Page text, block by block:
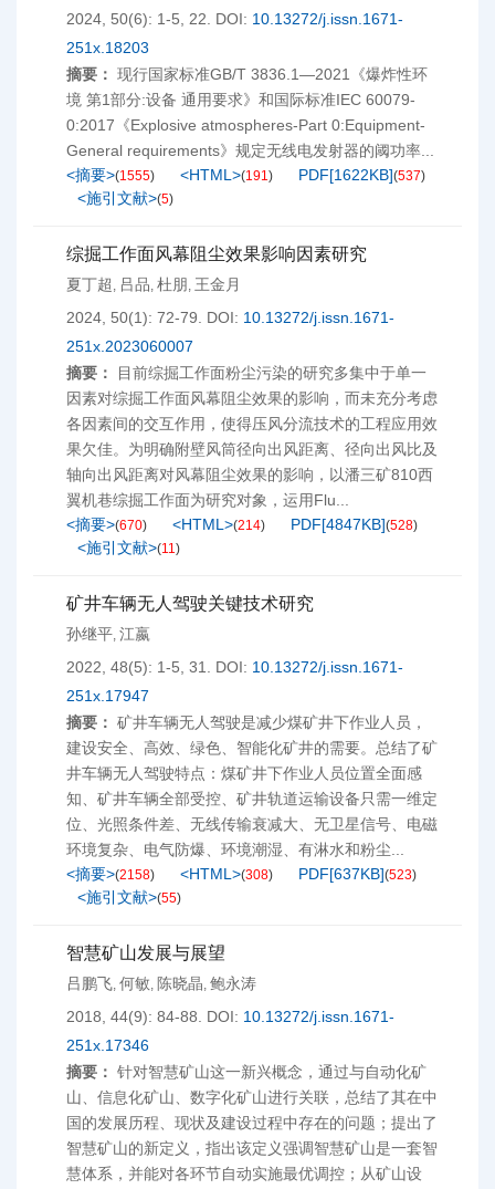
2024, 50(6): 1-5, 22.
DOI: 10.13272/j.issn.1671-
251x.18203
摘要： 现行国家标准GB/T 3836.1—2021《爆炸性环
境 第1部分:设备 通用要求》和国际标准IEC 60079-
0:2017《Explosive atmospheres-Part 0:Equipment-
General requirements》规定无线电发射器的阈功率...
<摘要>(1555) <HTML>(191) PDF[1622KB](537)
<施引文献>(5)
综掘工作面风幕阻尘效果影响因素研究
夏丁超 , 吕品, 杜朋, 王金月
2024, 50(1): 72-79.
DOI: 10.13272/j.issn.1671-
251x.2023060007
摘要：
目前综掘工作面粉尘污染的研究多集中于单一
因素对综掘工作面风幕阻尘效果的影响，而未充分考虑
各因素间的交互作用，使得压风分流技术的工程应用效
果欠佳。为明确附壁风筒径向出风距离、径向出风比及
轴向出风距离对风幕阻尘效果的影响，以潘三矿810西
翼机巷综掘工作面为研究对象，运用Flu...
<摘要>(670) <HTML>(214) PDF[4847KB](528)
<施引文献>(11)
矿井车辆无人驾驶关键技术研究
孙继平, 江嬴
2022, 48(5): 1-5, 31.
DOI: 10.13272/j.issn.1671-
251x.17947
摘要： 矿井车辆无人驾驶是减少煤矿井下作业人员，
建设安全、高效、绿色、智能化矿井的需要。总结了矿
井车辆无人驾驶特点：煤矿井下作业人员位置全面感
知、矿井车辆全部受控、矿井轨道运输设备只需一维定
位、光照条件差、无线传输衰减大、无卫星信号、电磁
环境复杂、电气防爆、环境潮湿、有淋水和粉尘...
<摘要>(2158) <HTML>(308) PDF[637KB](523)
<施引文献>(55)
智慧矿山发展与展望
吕鹏飞, 何敏, 陈晓晶, 鲍永涛
2018, 44(9): 84-88.
DOI: 10.13272/j.issn.1671-
251x.17346
摘要： 针对智慧矿山这一新兴概念，通过与自动化矿
山、信息化矿山、数字化矿山进行关联，总结了其在中
国的发展历程、现状及建设过程中存在的问题；提出了
智慧矿山的新定义，指出该定义强调智慧矿山是一套智
慧体系，并能对各环节自动实施最优调控；从矿山设